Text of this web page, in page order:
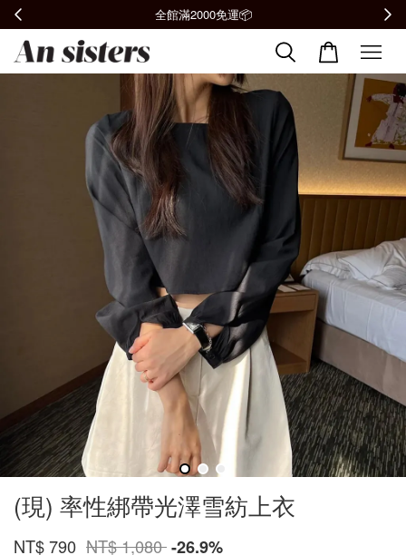
全館滿2000免運📦
(現) 率性綁帶光澤雪紡上衣
NT$ 790 NT$ 1,080-26.9%